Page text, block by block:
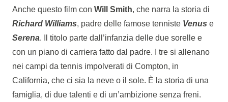
Anche questo film con Will Smith, che narra la storia di
Richard Williams, padre delle famose tenniste Venus e
Serena. Il titolo parte dall’infanzia delle due sorelle e
con un piano di carriera fatto dal padre. I tre si allenano
nei campi da tennis impolverati di Compton, in
California, che ci sia la neve o il sole. È la storia di una
famiglia, di due talenti e di un’ambizione senza freni.